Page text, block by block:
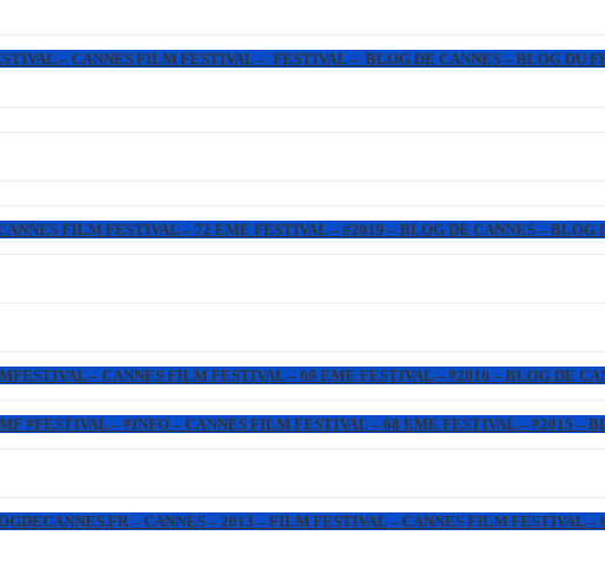
– CANNES FILM FESTIVAL – FESTIVAL – BLOG DE CANNES – BLOG DU
FILM FESTIVAL – 72 EME FESTIVAL – #2019 – BLOG DE CANNES – BLOG
– CANNES FILM FESTIVAL – 69 EME FESTIVAL – #2016 – BLOG DE
#FESTIVAL – #INFO – CANNES FILM FESTIVAL – 68 EME FESTIVAL – #2015 –
– CANNES – 2013 – FILM FESTIVAL – CANNES FILM FESTIVAL